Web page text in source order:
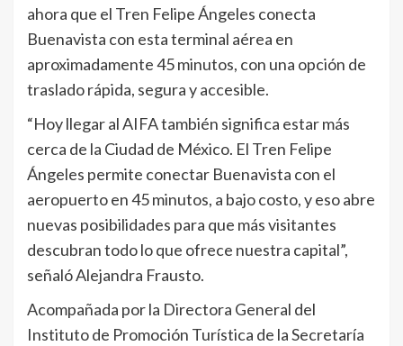
ahora que el Tren Felipe Ángeles conecta
Buenavista con esta terminal aérea en
aproximadamente 45 minutos, con una opción de
traslado rápida, segura y accesible.
“Hoy llegar al AIFA también significa estar más
cerca de la Ciudad de México. El Tren Felipe
Ángeles permite conectar Buenavista con el
aeropuerto en 45 minutos, a bajo costo, y eso abre
nuevas posibilidades para que más visitantes
descubran todo lo que ofrece nuestra capital”,
señaló Alejandra Frausto.
Acompañada por la Directora General del
Instituto de Promoción Turística de la Secretaría